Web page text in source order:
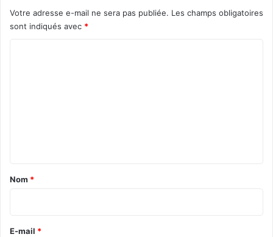
Votre adresse e-mail ne sera pas publiée. Les champs obligatoires
sont indiqués avec *
a
e
Nom *
E-mail *